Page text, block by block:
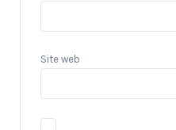
Site web